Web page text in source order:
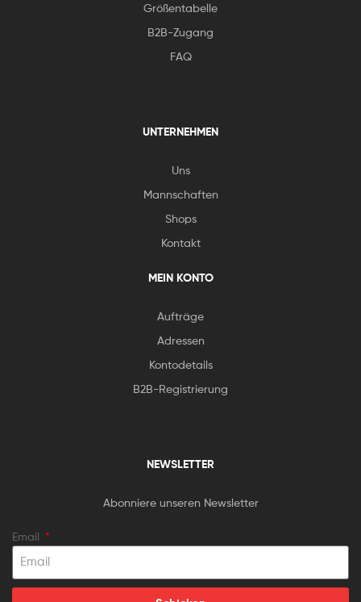
Größentabelle
B2B-Zugang
FAQ
UNTERNEHMEN
Uns
Mannschaften
Shops
Kontakt
MEIN KONTO
Aufträge
Adressen
Kontodetails
B2B-Registrierung
NEWSLETTER
Abonniere unseren Newsletter
Email